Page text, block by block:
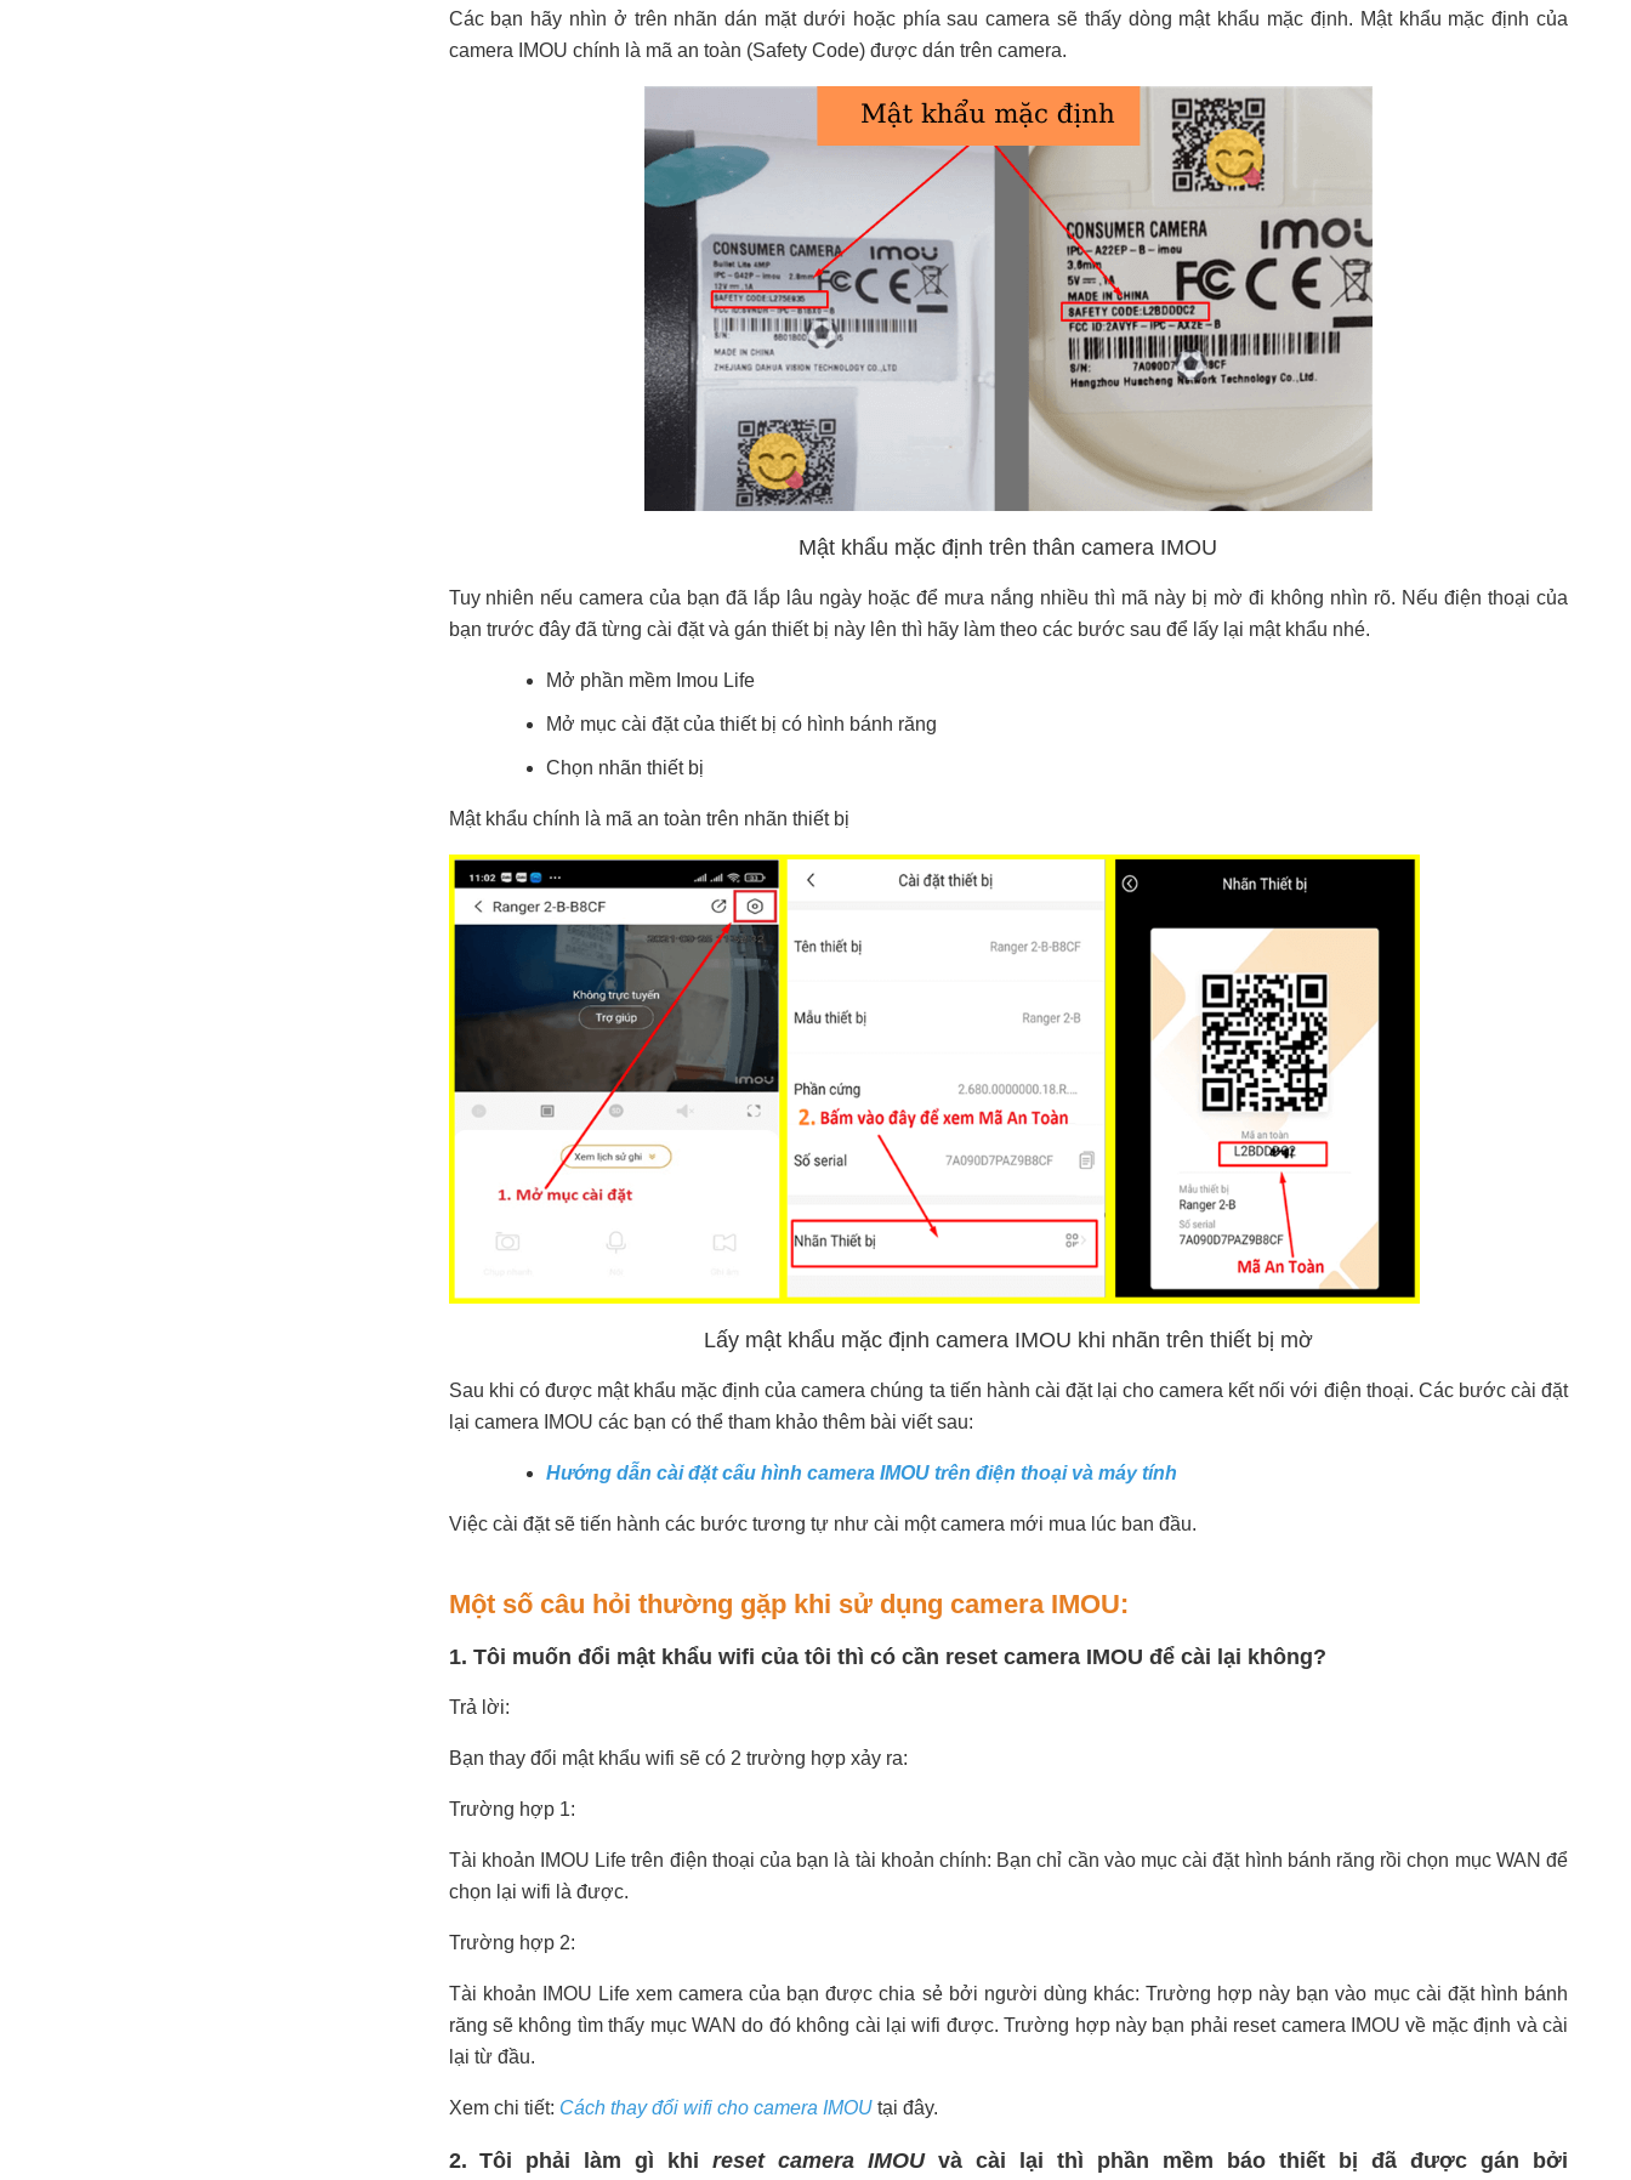
Các bạn hãy nhìn ở trên nhãn dán mặt dưới hoặc phía sau camera sẽ thấy dòng mật khẩu mặc định. Mật khẩu mặc định của
camera IMOU chính là mã an toàn (Safety Code) được dán trên camera.
Mật khẩu mặc định trên thân camera IMOU
Tuy nhiên nếu camera của bạn đã lắp lâu ngày hoặc để mưa nắng nhiều thì mã này bị mờ đi không nhìn rõ. Nếu điện thoại của
bạn trước đây đã từng cài đặt và gán thiết bị này lên thì hãy làm theo các bước sau để lấy lại mật khẩu nhé.
Mở phần mềm Imou Life
Mở mục cài đặt của thiết bị có hình bánh răng
Chọn nhãn thiết bị
Mật khẩu chính là mã an toàn trên nhãn thiết bị
Lấy mật khẩu mặc định camera IMOU khi nhãn trên thiết bị mờ
Sau khi có được mật khẩu mặc định của camera chúng ta tiến hành cài đặt lại cho camera kết nối với điện thoại. Các bước cài đặt
lại camera IMOU các bạn có thể tham khảo thêm bài viết sau:
Hướng dẫn cài đặt cấu hình camera IMOU trên điện thoại và máy tính
Việc cài đặt sẽ tiến hành các bước tương tự như cài một camera mới mua lúc ban đầu.
Một số câu hỏi thường gặp khi sử dụng camera IMOU:
1. Tôi muốn đổi mật khẩu wifi của tôi thì có cần reset camera IMOU để cài lại không?
Trả lời:
Bạn thay đổi mật khẩu wifi sẽ có 2 trường hợp xảy ra:
Trường hợp 1:
Tài khoản IMOU Life trên điện thoại của bạn là tài khoản chính: Bạn chỉ cần vào mục cài đặt hình bánh răng rồi chọn mục WAN để
chọn lại wifi là được.
Trường hợp 2:
Tài khoản IMOU Life xem camera của bạn được chia sẻ bởi người dùng khác: Trường hợp này bạn vào mục cài đặt hình bánh
răng sẽ không tìm thấy mục WAN do đó không cài lại wifi được. Trường hợp này bạn phải reset camera IMOU về mặc định và cài
lại từ đầu.
Xem chi tiết: Cách thay đổi wifi cho camera IMOUtại đây.
2. Tôi phải làm gì khireset camera IMOUvà cài lại thì phần mềm báo thiết bị đã được gán bởi